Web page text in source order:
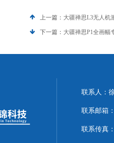
上一篇： 大疆禅思L3无人机
下一篇： 大疆禅思P1全画幅
联系人：
联系邮箱
联系传真